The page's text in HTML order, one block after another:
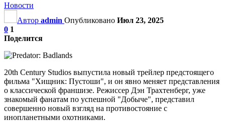
Новости
Автор admin Опубликовано Июл 23, 2025
0 1
Поделится
20th Century Studios выпустила новый трейлер предстоящего
фильма "Хищник: Пустоши", и он явно меняет представления
о классической франшизе. Режиссер Дэн Трахтенберг, уже
знакомый фанатам по успешной "Добыче", представил
совершенно новый взгляд на противостояние с
инопланетными охотниками.